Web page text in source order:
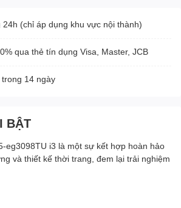
(chỉ áp dụng khu vực nội thành)
qua thẻ tín dụng Visa, Master, JCB
14 ngày
BẬT
eg3098TU i3 là một sự kết hợp hoàn hảo
và thiết kế thời trang, đem lại trải nghiệm